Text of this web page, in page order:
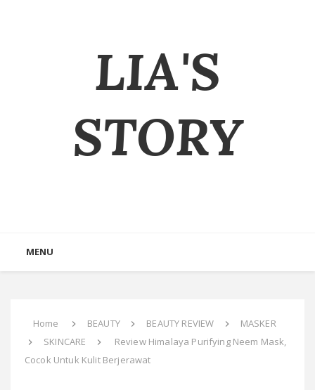
LIA'S
STORY
MENU
Home BEAUTY BEAUTY REVIEW
MASKER
SKINCARE
Review Himalaya Purifying Neem Mask,
Cocok Untuk Kulit Berjerawat